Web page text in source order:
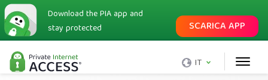
Download the PIA app and
stay protected
SCARICA APP
IT